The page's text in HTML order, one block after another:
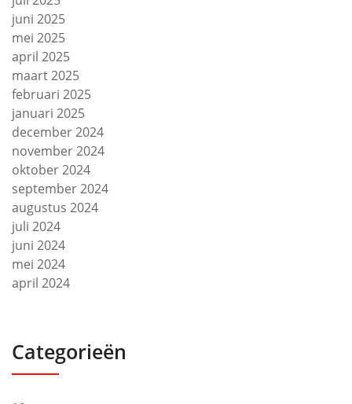
juni 2025
mei 2025
april 2025
maart 2025
februari 2025
januari 2025
december 2024
november 2024
oktober 2024
september 2024
augustus 2024
juli 2024
juni 2024
mei 2024
april 2024
Categorieën